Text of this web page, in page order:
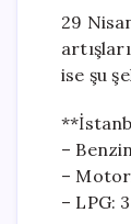
29
ise şu
–
–
– LPG: